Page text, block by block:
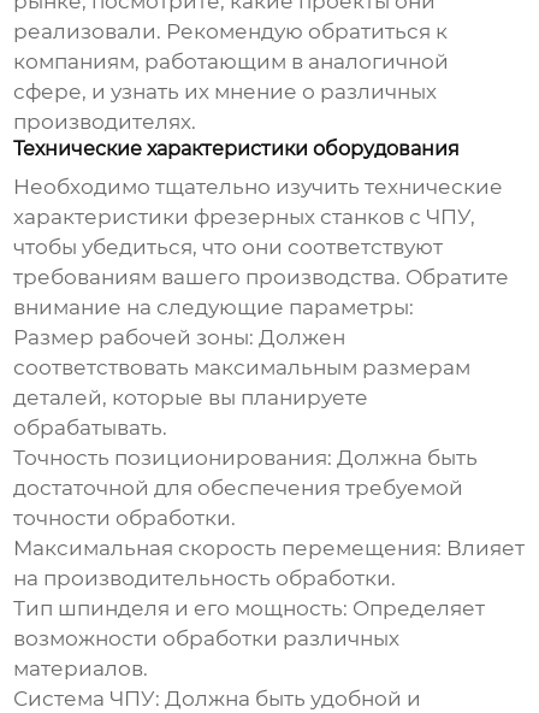
реализовали. Рекомендую обратиться к
компаниям, работающим в аналогичной
сфере, и узнать их мнение о различных
производителях.
Технические характеристики оборудования
Необходимо тщательно изучить технические
характеристики фрезерных станков с ЧПУ,
чтобы убедиться, что они соответствуют
требованиям вашего производства. Обратите
внимание на следующие параметры:
Размер рабочей зоны: Должен
соответствовать максимальным размерам
деталей, которые вы планируете
обрабатывать.
Точность позиционирования: Должна быть
достаточной для обеспечения требуемой
точности обработки.
Максимальная скорость перемещения: Влияет
на производительность обработки.
Тип шпинделя и его мощность: Определяет
возможности обработки различных
материалов.
Система ЧПУ: Должна быть удобной и